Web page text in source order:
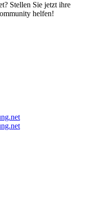
Stellen Sie jetzt ihre
helfen!